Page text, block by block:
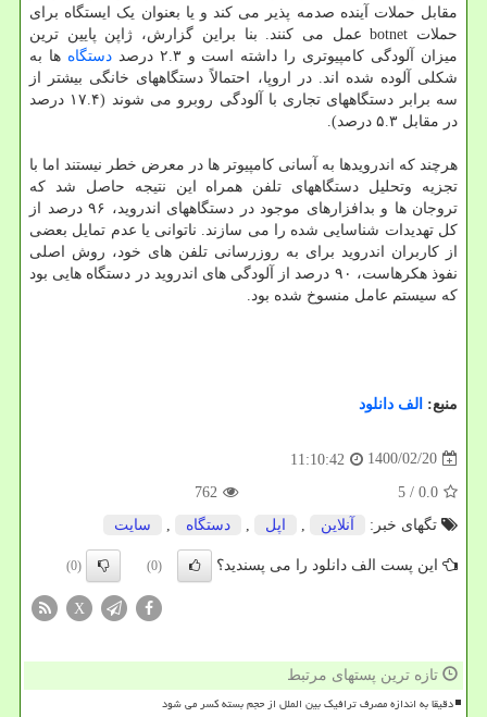
مقابل حملات آینده صدمه پذیر می کند و یا بعنوان یک ایستگاه برای
حملات botnet عمل می کنند. بنا براین گزارش، ژاپن پایین ترین
میزان آلودگی کامپیوتری را داشته است و ۲.۳ درصد
دستگاه ها به
شکلی آلوده شده اند. در اروپا، احتمالاً دستگاههای خانگی بیشتر از
سه برابر دستگاههای تجاری با آلودگی روبرو می شوند (۱۷.۴ درصد
در مقابل ۵.۳ درصد).
هرچند که اندرویدها به آسانی کامپیوتر ها در معرض خطر نیستند اما با
تجزیه وتحلیل دستگاههای تلفن همراه این نتیجه حاصل شد که
تروجان ها و بدافزارهای موجود در دستگاههای اندروید، ۹۶ درصد از
کل تهدیدات شناسایی شده را می سازند. ناتوانی یا عدم تمایل بعضی
از کاربران اندروید برای به روزرسانی تلفن های خود، روش اصلی
نفوذ هکرهاست، ۹۰ درصد از آلودگی های اندروید در دستگاه هایی بود
که سیستم عامل منسوخ شده بود.
منبع: الف دانلود
1400/02/20
11:10:42
0.0
/ 5
762
تگهای خبر:
آنلاین اپل دستگاه سایت
این پست الف دانلود را می پسندید؟ (0)
(0)
X
تازه ترین پستهای مرتبط
دقیقا به اندازه مصرف ترافیک بین الملل از حجم بسته کسر می شود